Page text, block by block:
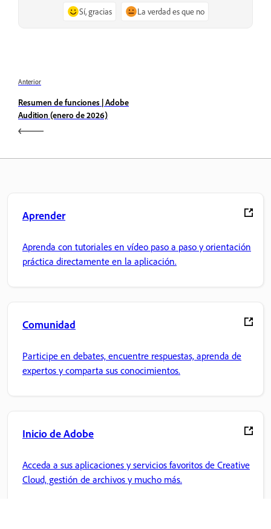
Sí, gracias La verdad es que no
Anterior
Resumen de funciones | Adobe
Audition (enero de 2026)
Aprender
Aprenda con tutoriales en vídeo paso a paso y orientación
práctica directamente en la aplicación.
Comunidad
Participe en debates, encuentre respuestas, aprenda de
expertos y comparta sus conocimientos.
Inicio de Adobe
Acceda a sus aplicaciones y servicios favoritos de Creative
Cloud, gestión de archivos y mucho más.